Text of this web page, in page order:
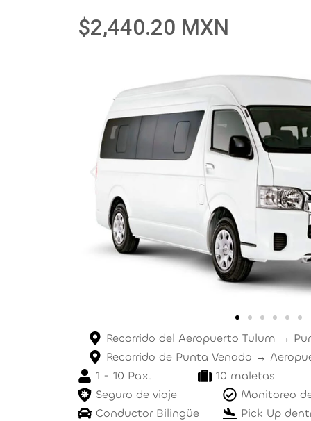
$2,440.20 MXN
Recorrido del Aeropuerto Tulum →
Recorrido de Punta Venado →
1 - 10 Pax.
10 maletas
Seguro de viaje
Monitoreo
Conductor Bilingüe
Pick Up